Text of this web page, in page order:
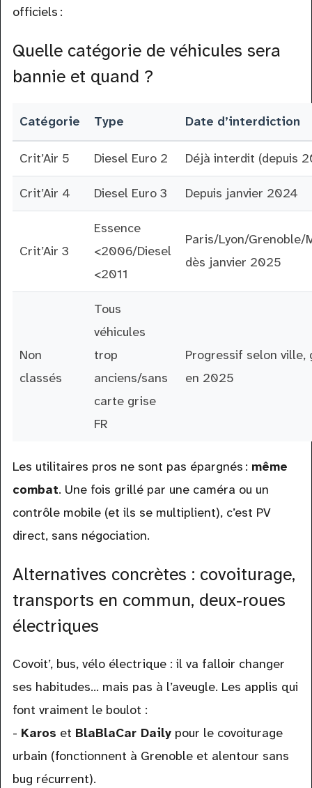
officiels :
Quelle catégorie de véhicules sera
bannie et quand ?
Catégorie Type Date d’interdiction
Crit’Air 5 Diesel Euro 2 Déjà interdit (depuis
Crit’Air 4 Diesel Euro 3 Depuis janvier 2024
Crit’Air 3
Essence
<2006/Diesel
<2011
Paris/Lyon/Grenoble/
dès janvier 2025
Non
classés
Tous
véhicules
trop
anciens/sans
carte grise
FR
Progressif selon ville,
en 2025
Les utilitaires pros ne sont pas épargnés : même
combat. Une fois grillé par une caméra ou un
contrôle mobile (et ils se multiplient), c’est PV
direct, sans négociation.
Alternatives concrètes : covoiturage,
transports en commun, deux-roues
électriques
Covoit’, bus, vélo électrique : il va falloir changer
ses habitudes… mais pas à l’aveugle. Les applis qui
font vraiment le boulot :
- Karos et BlaBlaCar Dailypour le covoiturage
urbain (fonctionnent à Grenoble et alentour sans
bug récurrent).